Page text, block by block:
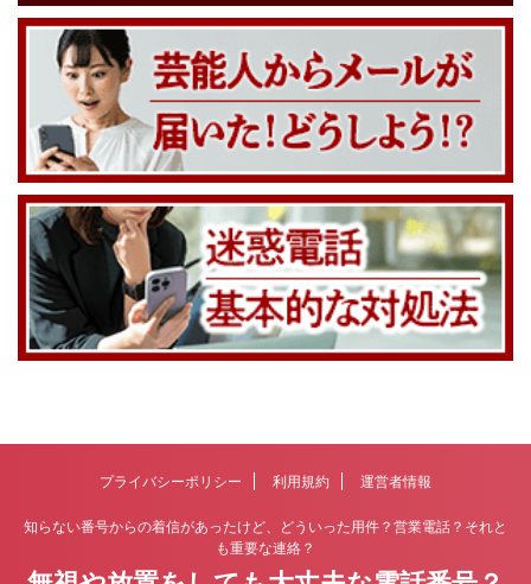
プライバシーポリシー 利用規約 運営者情報
知らない番号からの着信があったけど、どういった用件？営業電話？それと
も重要な連絡？